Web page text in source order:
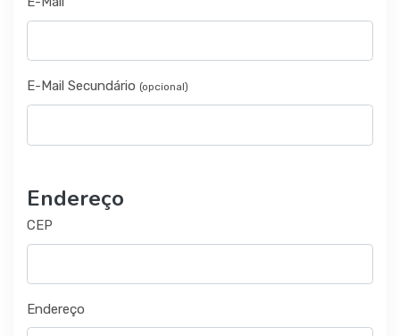
E-Mail Secundário (opcional)
Endereço
CEP
Endereço